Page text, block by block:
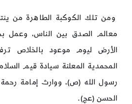
ومن تلك الكوكبة الطاهرة من
معالم الصدق بين الناس، وعمل
الأرض ليوم موعود بالخلاص
المحمدية المعلنة سيادة قيم
رسول الله (ص)، ووارث إمامة رحمة
الحسن (عج).